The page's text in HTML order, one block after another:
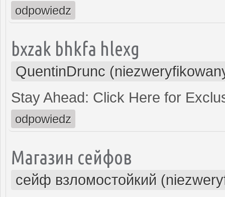
odpowiedz
bxzak bhkfa hlexg
QuentinDrunc
Stay Ahead: Click Here for
odpowiedz
Магазин сейфов
сейф взломостойкий